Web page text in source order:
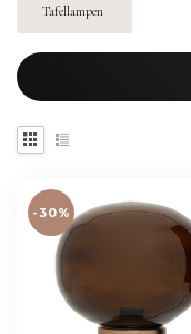
Tafellampen
-30%